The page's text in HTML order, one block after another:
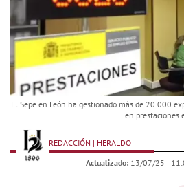
El Sepe en León ha gestionado más de 20.000
en prestaciones
REDACCIÓN | HERALDO
Actualizado: 13/07/25 |